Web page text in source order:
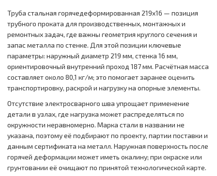
Труба стальная горячедеформированная 219x16 — позиция
трубного проката для производственных, монтажных и
ремонтных задач, где важны геометрия круглого сечения и
запас металла по стенке. Для этой позиции ключевые
параметры: наружный диаметр 219 мм, стенка 16 мм,
ориентировочный внутренний проход 187 мм. Расчётная масса
составляет около 80,1 кг/м; это помогает заранее оценить
транспортировку, раскрой и нагрузку на опорные элементы.
Отсутствие электросварного шва упрощает применение
детали в узлах, где нагрузка может распределяться по
окружности неравномерно. Марка стали в названии не
указана, поэтому её подбирают по проекту, партии поставки и
данным сертификата на металл. Наружная поверхность после
горячей деформации может иметь окалину; при окраске или
грунтовании её очищают по принятой технологической карте.